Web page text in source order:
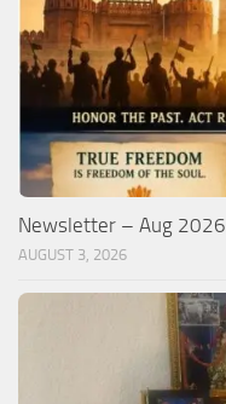
Newsletter – Aug 2026
AUGUST 3, 2026